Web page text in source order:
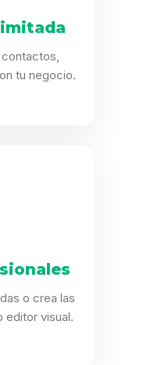
contactos,
tu negocio.
o crea las
editor visual.